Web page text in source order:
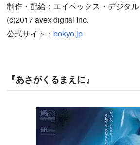
制作・配給：エイベックス・デジタル
(c)2017 avex digital Inc.
公式サイト： bokyo.jp
『あさがくるまえに』